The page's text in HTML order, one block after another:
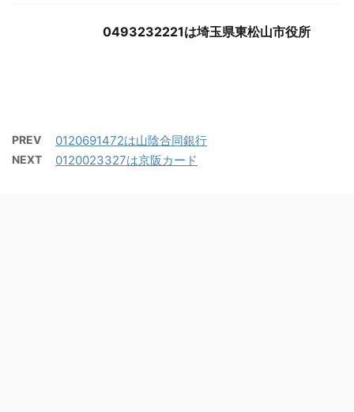
0493232221は埼玉県東松山市役所
PREV 0120691472は山陰合同銀行
NEXT 0120023327は京阪カード